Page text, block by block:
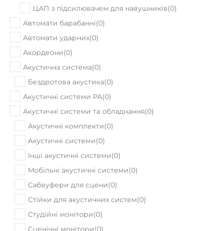
ЦАП з підсилювачем для навушників(0)
Автомати барабанні(0)
Автомати ударних(0)
Акордеони(0)
Акустична система(0)
Бездротова акустика(0)
Акустичні системи PA(0)
Акустичні системи та обладнання(0)
Акустичні комплекти(0)
Акустичні системи(0)
Інші акустичні системи(0)
Мобільні акустичні системи(0)
Сабвуфери для сцени(0)
Стійки для акустичних систем(0)
Студійні монітори(0)
Сценічні монітори(0)